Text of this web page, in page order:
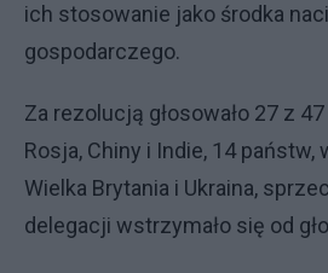
ich stosowanie jako środka
gospodarczego.
Za rezolucją głosowało 27 z
Rosja, Chiny i Indie, 14 państw,
Wielka Brytania i Ukraina,
delegacji wstrzymało się od